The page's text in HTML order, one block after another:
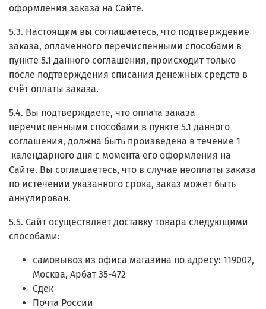
оформления заказа на Сайте.
5.3. Настоящим вы соглашаетесь, что подтверждение
заказа, оплаченного перечисленными способами в
пункте 5.1 данного соглашения, происходит только
после подтверждения списания денежных средств в
счёт оплаты заказа.
5.4. Вы подтверждаете, что оплата заказа
перечисленными способами в пункте 5.1 данного
соглашения, должна быть произведена в течение 1
календарного дня с момента его оформления на
Сайте. Вы соглашаетесь, что в случае неоплаты заказа
по истечении указанного срока, заказ может быть
аннулирован.
5.5. Сайт осуществляет доставку товара следующими
способами:
самовывоз из офиса магазина по адресу: 119002,
Москва, Арбат 35-472
Сдек
Почта России